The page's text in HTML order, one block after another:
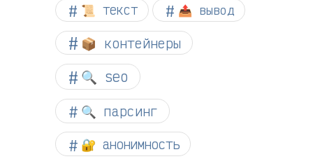
📜 текст 📤 вывод
📦 контейнеры
🔍 seo
🔍 парсинг
🔐 анонимность